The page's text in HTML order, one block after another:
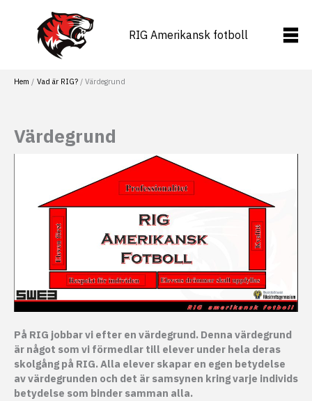
RIG Amerikansk fotboll
Hem Vad är RIG? Värdegrund
Värdegrund
På RIG jobbar vi efter en värdegrund. Denna värdegrund
är något som vi förmedlar till elever under hela deras
skolgång på RIG. Alla elever skapar en egen betydelse
av värdegrunden och det är samsynen kring varje individs
betydelse som binder samman alla.